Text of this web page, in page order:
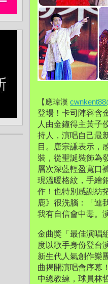
【應瑋漢
登場！卡司陣容含
人由金鐘得主黃子
持人，演唱自己最
目。唐宗謙表示，
裝，從聖誕裝飾為
層次深藍輕盈寬口
現溫暖格紋，手繪
作！也特別感謝紡
鹿》很洗腦：「連
我有自信會中毒。
金曲獎「最佳演唱
度以歌手身份登台
新生代人氣創作樂
曲揭開演唱會序幕
中總教練，球員林